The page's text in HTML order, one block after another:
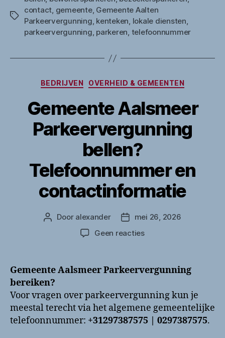
Tags
contact, gemeente, Gemeente Aalten
Parkeervergunning, kenteken, lokale diensten,
parkeervergunning, parkeren, telefoonnummer
Categorieën
BEDRIJVEN OVERHEID & GEMEENTEN
Gemeente Aalsmeer
Parkeervergunning
bellen?
Telefoonnummer en
contactinformatie
Berichtauteur
Door alexander Berichtdatum
mei 26, 2026
Geen reactiesop
Parkeervergunning
bellen?
en
contactinformatie
Gemeente Aalsmeer Parkeervergunning
bereiken?
Voor vragen over parkeervergunning kun je
meestal terecht via het algemene gemeentelijke
telefoonnummer: +31297387575 | 0297387575.